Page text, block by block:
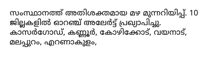
സംസ്ഥാനത്ത് അതിശക്തമായ മഴ മുന്നറിയിപ്പ്. 10
ജില്ലകളിൽ ഓറഞ്ച് അലേർട്ട് പ്രഖ്യാപിച്ചു.
കാസർഗോഡ്, കണ്ണൂർ, കോഴിക്കോട്, വയനാട്,
മലപ്പുറം, എറണാകുളം,